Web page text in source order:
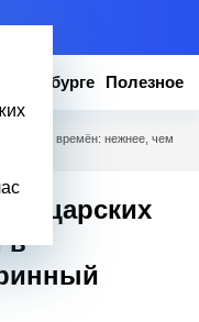
Полезное
царских времён: нежнее, чем
из царских
в